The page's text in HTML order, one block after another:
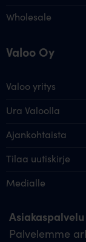
Wholesale
Valoo Oy
Valoo yritys
Ura Valoolla
Ajankohtaista
Tilaa uutiskirje
Medialle
Asiakaspalvelu
Palvelemme